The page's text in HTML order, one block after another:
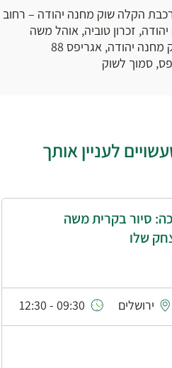
הקלה שוק מחנה יהודה – רחוב
זכרון טוביה, אוהל משה
יהודה, אגריפס 88
סמוך לשוק
לעניין אותך
סיור בקרית משה
שלו
ירושלים 09:30 - 12:30